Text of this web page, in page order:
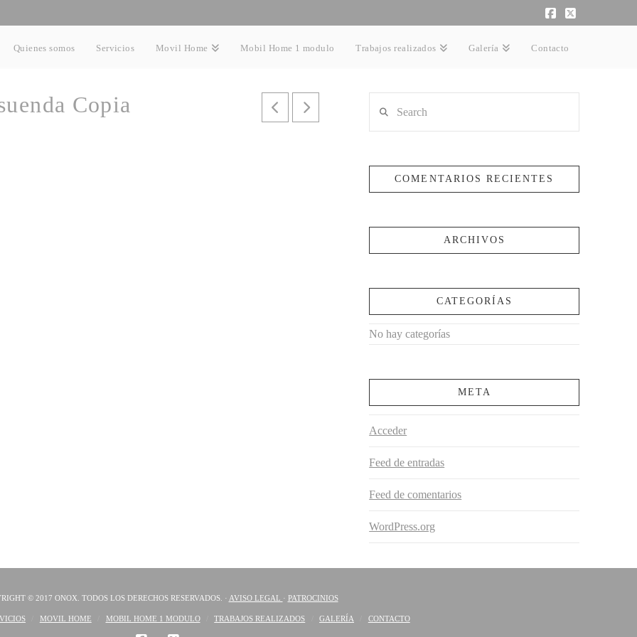
Facebook
X
Quienes somos Servicios Movil Home Mobil Home 1 modulo Trabajos realizados Galería Contacto
Copia
COMENTARIOS RECIENTES
ARCHIVOS
CATEGORÍAS
No hay categorías
META
Acceder
Feed de entradas
Feed de comentarios
WordPress.org
© 2017 ONOX. TODOS LOS DERECHOS RESERVADOS. · AVISO LEGAL · PATROCINIOS
MOVIL HOME MOBIL HOME 1 MODULO TRABAJOS REALIZADOS GALERÍA CONTACTO